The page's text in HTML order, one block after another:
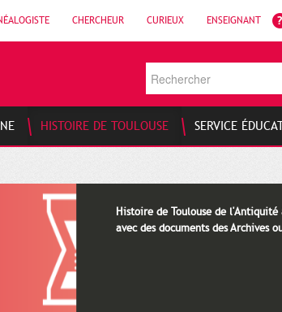
CHERCHEUR CURIEUX ENSEIGNANT
HISTOIRE DE TOULOUSE SERVICE
Histoire de Toulouse de
avec des documents des Archives